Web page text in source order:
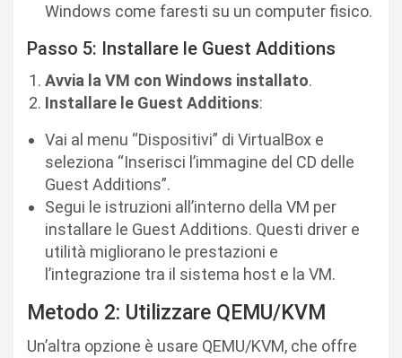
Windows come faresti su un computer fisico.
Passo 5: Installare le Guest Additions
Avvia la VM con Windows installato.
Installare le Guest Additions:
Vai al menu “Dispositivi” di VirtualBox e
seleziona “Inserisci l’immagine del CD delle
Guest Additions”.
Segui le istruzioni all’interno della VM per
installare le Guest Additions. Questi driver e
utilità migliorano le prestazioni e
l’integrazione tra il sistema host e la VM.
Metodo 2: Utilizzare QEMU/KVM
Un’altra opzione è usare QEMU/KVM, che offre